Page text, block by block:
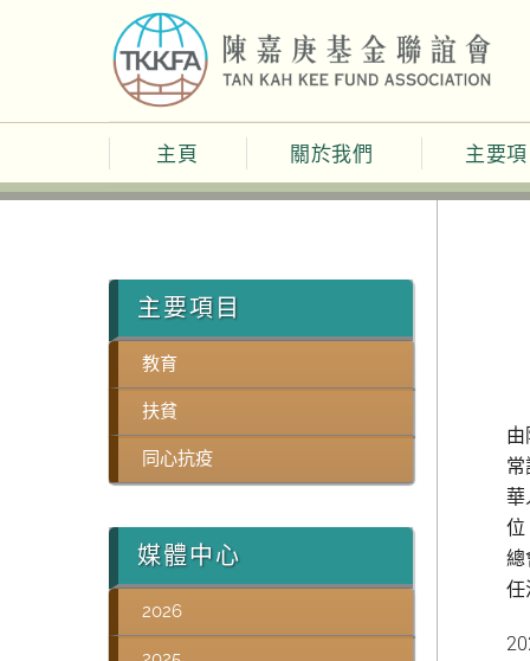
主頁 關於我們 主要
華
位
總
任
主要項目
教育
扶貧
同心抗疫
媒體中心
2026